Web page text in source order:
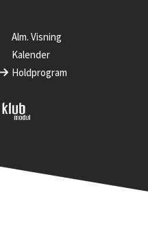
Alm. Visning
Kalender
Holdprogram